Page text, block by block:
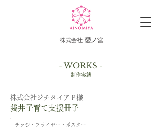
- WORKS -
制作実績
​株式会社ジチタイアド様
袋井子育て支援冊子
チラシ・フライヤー・ポスター